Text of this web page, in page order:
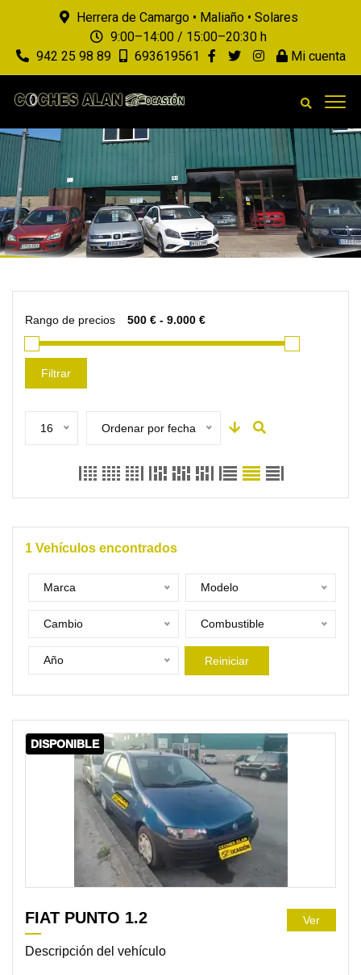
Herrera de Camargo • Maliaño • Solares
9:00–14:00 / 15:00–20:30 h
942 25 98 89
693619561 Mi cuenta
Rango de precios
Filtrar
16 Ordenar por fecha
1 Vehículos encontrados
Marca Modelo
Cambio Combustible
Año Reiniciar
DISPONIBLE
FIAT PUNTO 1.2
Descripción del vehículo
Ver